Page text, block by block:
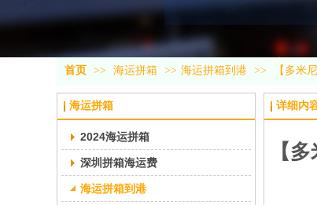
首页 >> 海运拼箱 >> 海运拼箱到港 >> 【多米
海运拼箱
2024海运拼箱
深圳拼箱海运费
海运拼箱到港
详细内
【